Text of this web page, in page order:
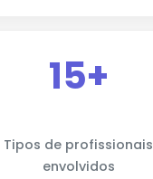
15+
Tipos de profissionais
envolvidos